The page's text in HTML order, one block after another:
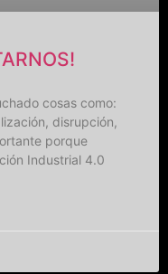
cosas como:
disrupción,
porque
Industrial 4.0